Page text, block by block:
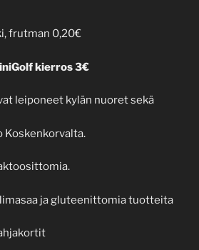
frutman 0,20€
kierros 3€
leiponeet kylän nuoret sekä
Koskenkorvalta.
ja gluteenittomia tuotteita